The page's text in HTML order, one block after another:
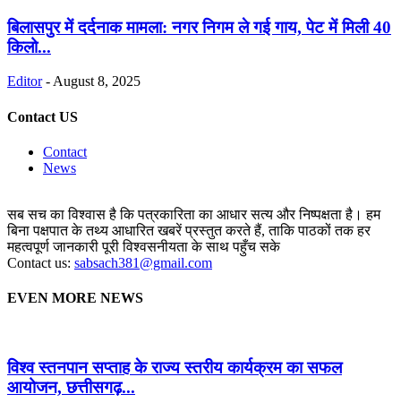
बिलासपुर में दर्दनाक मामला: नगर निगम ले गई गाय, पेट में मिली 40
किलो...
Editor -August 8, 2025
Contact US
Contact
News
सब सच का विश्वास है कि पत्रकारिता का आधार सत्य और निष्पक्षता है। हम
बिना पक्षपात के तथ्य आधारित खबरें प्रस्तुत करते हैं, ताकि पाठकों तक हर
महत्वपूर्ण जानकारी पूरी विश्वसनीयता के साथ पहुँच सके
Contact us: sabsach381@gmail.com
EVEN MORE NEWS
विश्व स्तनपान सप्ताह के राज्य स्तरीय कार्यक्रम का सफल
आयोजन, छत्तीसगढ़...